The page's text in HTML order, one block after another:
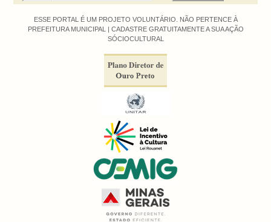
ESSE PORTAL É UM PROJETO VOLUNTÁRIO. NÃO PERTENCE À
PREFEITURA MUNICIPAL | CADASTRE GRATUITAMENTE A SUA AÇÃO
SÓCIOCULTURAL